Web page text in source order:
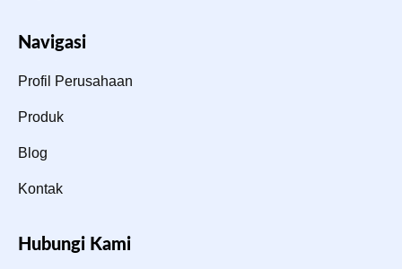
Navigasi
Profil Perusahaan
Produk
Blog
Kontak
Hubungi Kami